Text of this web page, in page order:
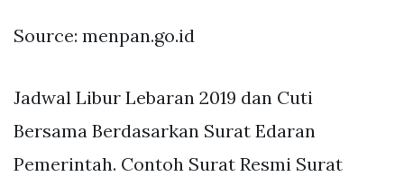
Source: menpan.go.id
Jadwal Libur Lebaran 2019 dan Cuti
Bersama Berdasarkan Surat Edaran
Pemerintah. Contoh Surat Resmi Surat